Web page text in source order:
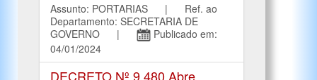
Assunto: PORTARIAS | Ref. ao
Departamento: SECRETARIA DE
GOVERNO |
Publicado em:
04/01/2024
DECRETO Nº 9.480 Abre